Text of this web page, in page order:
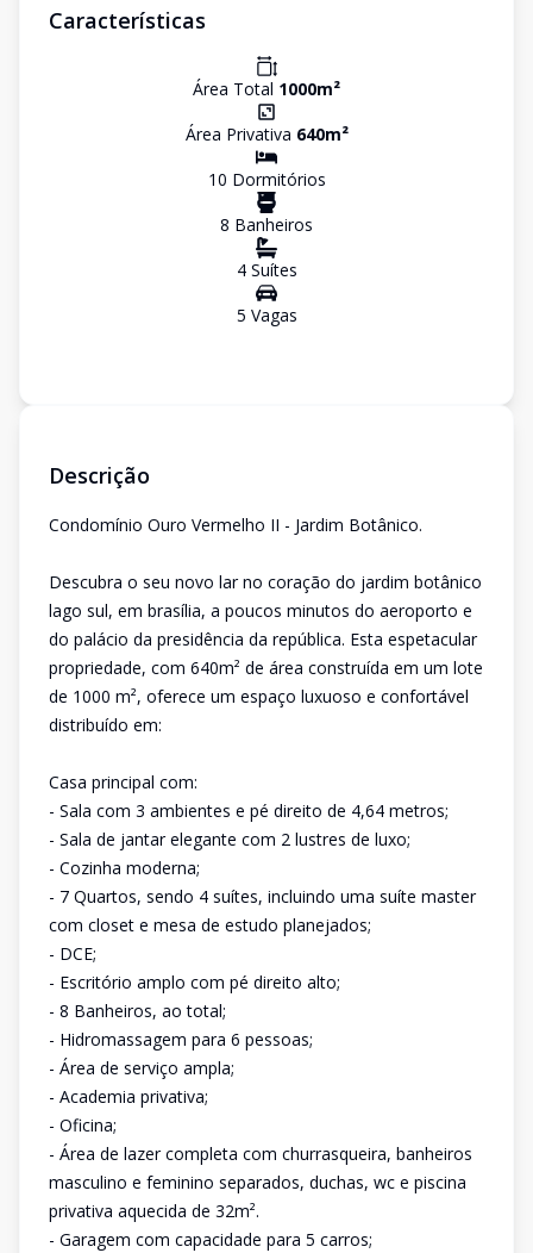
Características
Área Total 1000m²
Área Privativa 640m²
10 Dormitórios
8 Banheiros
4Suítes
5 Vagas
Descrição
Condomínio Ouro Vermelho II - Jardim Botânico.
Descubra o seu novo lar no coração do jardim botânico
lago sul, em brasília, a poucos minutos do aeroporto e
do palácio da presidência da república. Esta espetacular
propriedade, com 640m² de área construída em um lote
de 1000 m², oferece um espaço luxuoso e confortável
distribuído em:
Casa principal com:
- Sala com 3 ambientes e pé direito de 4,64 metros;
- Sala de jantar elegante com 2 lustres de luxo;
- Cozinha moderna;
- 7 Quartos, sendo 4 suítes, incluindo uma suíte master
com closet e mesa de estudo planejados;
- DCE;
- Escritório amplo com pé direito alto;
- 8 Banheiros, ao total;
- Hidromassagem para 6 pessoas;
- Área de serviço ampla;
- Academia privativa;
- Oficina;
- Área de lazer completa com churrasqueira, banheiros
masculino e feminino separados, duchas, wc e piscina
privativa aquecida de 32m².
- Garagem com capacidade para 5 carros;